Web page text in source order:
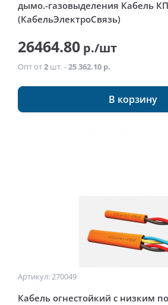
дымо.-газовыделения Кабель
(КабельЭлектроСвязь)
26464.80 р./шт
Опт от2 шт. -25 362.10 р.
В корзину
Артикул: 270049
Кабель огнестойкий с низким